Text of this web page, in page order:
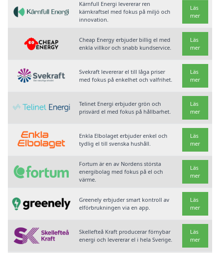
Kärnfull Energi levererar ren
kärnkraftsel med fokus på miljö och
innovation.
Läs
mer
Cheap Energy erbjuder billig el med
enkla villkor och snabb kundservice.
Läs
mer
Svekraft levererar el till låga priser
med fokus på enkelhet och valfrihet.
Läs
mer
Telinet Energi erbjuder grön och
prisvärd el med fokus på hållbarhet.
Läs
mer
Enkla Elbolaget erbjuder enkel och
tydlig el till svenska hushåll.
Läs
mer
Fortum är en av Nordens största
energibolag med fokus på el och
värme.
Läs
mer
Greenely erbjuder smart kontroll av
elförbrukningen via en app.
Läs
mer
Skellefteå Kraft producerar förnybar
energi och levererar el i hela Sverige.
Läs
mer